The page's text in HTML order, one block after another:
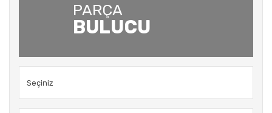
PARÇA
BULUCU